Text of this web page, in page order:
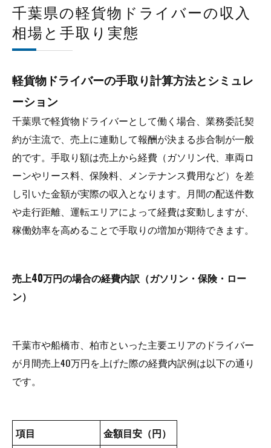
千葉県の軽貨物ドライバーの収入
相場と手取り実態
軽貨物ドライバーの手取り計算方法とシミュレ
ーション
千葉県で軽貨物ドライバーとして働く場合、業務委託契
約が主流で、売上に連動して報酬が決まる歩合制が一般
的です。手取り額は売上から経費（ガソリン代、車両ロ
ーンやリース料、保険料、メンテナンス費用など）を差
し引いた金額が実際の収入となります。月間の配送件数
や走行距離、運転エリアによって経費は変動しますが、
稼働効率を高めることで手取りの増加が期待できます。
売上40万円の場合の経費内訳（ガソリン・保険・ロー
ン）
千葉市や船橋市、柏市といった主要エリアのドライバー
が月間売上40万円を上げた際の経費内訳例は以下の通り
です。
項目 金額目安（円）